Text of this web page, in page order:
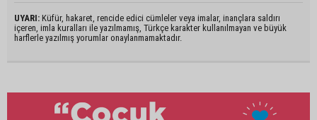
UYARI: Küfür, hakaret, rencide edici cümleler veya imalar, inançlara saldırı
içeren, imla kuralları ile yazılmamış, Türkçe karakter kullanılmayan ve büyük
harflerle yazılmış yorumlar onaylanmamaktadır.